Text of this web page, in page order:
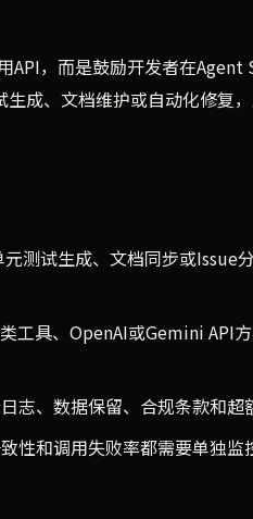
API，而是鼓励开发者在Agent
成、文档维护或自动化修复
测试生成、文档同步或Issue
工具、OpenAI或Gemini API
、数据保留、合规条款和超
性和调用失败率都需要单独监